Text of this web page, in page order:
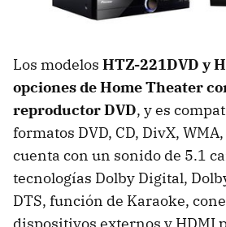
Los modelos HTZ-221DVD y
opciones de Home Theater
reproductor DVD, y es
formatos DVD, CD, DivX, WMA,
cuenta con un sonido de 5.1
tecnologías Dolby Digital,
DTS, función de Karaoke,